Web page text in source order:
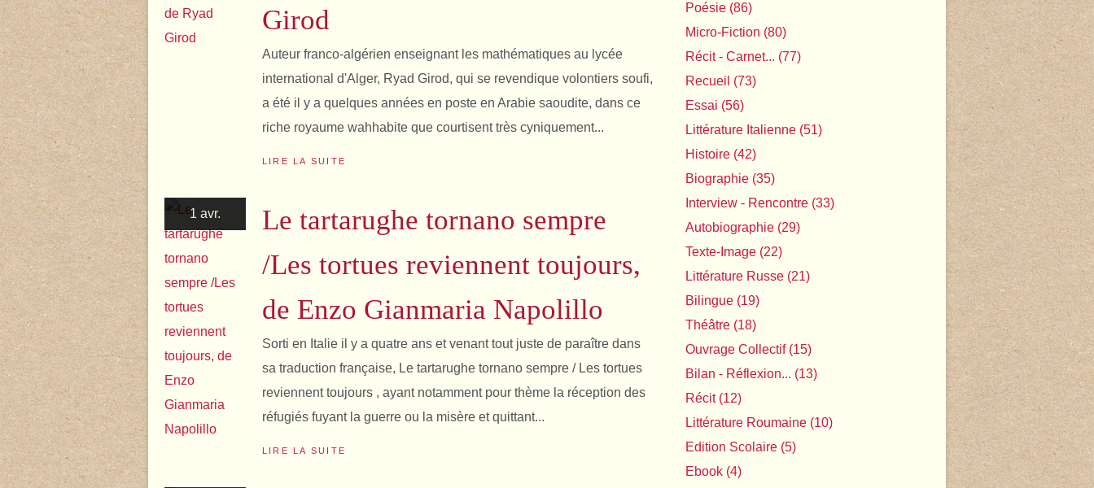
Girod
Auteur franco-algérien enseignant les mathématiques au lycée
international d'Alger, Ryad Girod, qui se revendique volontiers soufi,
a été il y a quelques années en poste en Arabie saoudite, dans ce
riche royaume wahhabite que courtisent très cyniquement...
LIRE LA SUITE
1 avr.
Le tartarughe tornano sempre
/Les tortues reviennent toujours,
de Enzo Gianmaria Napolillo
Sorti en Italie il y a quatre ans et venant tout juste de paraître dans
sa traduction française, Le tartarughe tornano sempre / Les tortues
reviennent toujours , ayant notamment pour thème la réception des
réfugiés fuyant la guerre ou la misère et quittant...
LIRE LA SUITE
Poésie (86)
Micro-Fiction (80)
Récit - Carnet... (77)
Recueil (73)
Essai (56)
Littérature Italienne (51)
Histoire (42)
Biographie (35)
Interview - Rencontre (33)
Autobiographie (29)
Texte-Image (22)
Littérature Russe (21)
Bilingue (19)
Théâtre (18)
Ouvrage Collectif(15)
Bilan - Réflexion... (13)
Récit(12)
Littérature Roumaine (10)
Edition Scolaire (5)
Ebook (4)